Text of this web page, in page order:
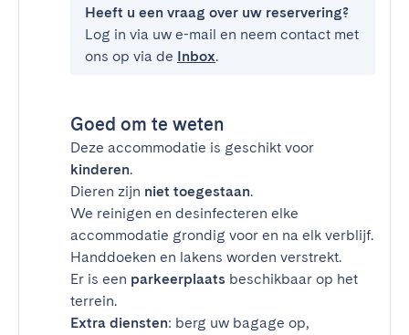
Heeft u een vraag over uw reservering?
Log in via uw e-mail en neem contact met
ons op via de Inbox.
Goed om te weten
Deze accommodatie is geschikt voor
kinderen.
Dieren zijn niet toegestaan.
We reinigen en desinfecteren elke
accommodatie grondig voor en na elk verblijf.
Handdoeken en lakens worden verstrekt.
Er is een parkeerplaats beschikbaar op het
terrein.
Extra diensten: berg uw bagage op,